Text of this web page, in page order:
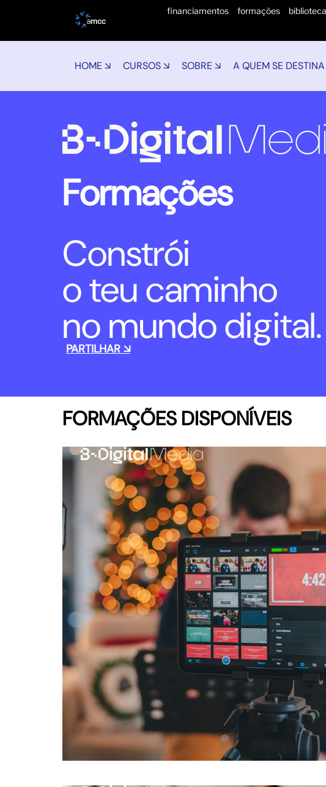
financiamentos formações biblioteca
HOME ↘ CURSOS ↘ SOBRE ↘ A QUEM SE
Formações
PARTILHAR ↘
Constrói
o teu caminho
no mundo digital.
FORMAÇÕES DISPONÍVEIS